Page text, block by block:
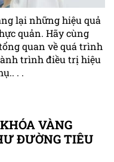
lại những hiệu quả
quản. Hãy cùng
quan về quá trình
trình điều trị hiệu
. .
VÀNG
ĐƯỜNG TIÊU